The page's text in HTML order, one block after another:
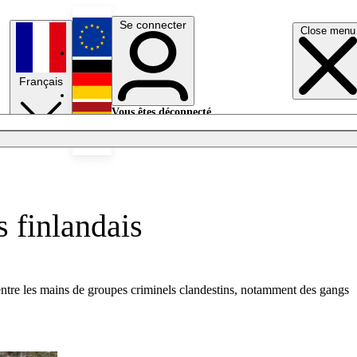
Close menu
Français
English
Deutsch
Se connecter
Vous êtes déconnecté.
finlandais
les mains de groupes criminels clandestins, notamment des gangs